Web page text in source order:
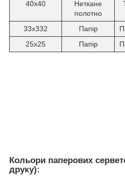
40х40
Неткане
полотно
33х332 Папір
25х25
Папір
Кольори паперових
друку):